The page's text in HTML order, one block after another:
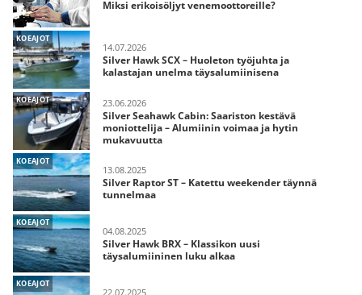
Miksi erikoisöljyt venemoottoreille?
KOEAJOT
14.07.2026
Silver Hawk SCX – Huoleton työjuhta ja
kalastajan unelma täysalumiinisena
KOEAJOT 23.06.2026
Silver Seahawk Cabin: Saariston kestävä
moniottelija – Alumiinin voimaa ja hytin
mukavuutta
KOEAJOT
13.08.2025
Silver Raptor ST – Katettu weekender täynnä
tunnelmaa
KOEAJOT
04.08.2025
Silver Hawk BRX – Klassikon uusi
täysalumiininen luku alkaa
KOEAJOT
22.07.2025